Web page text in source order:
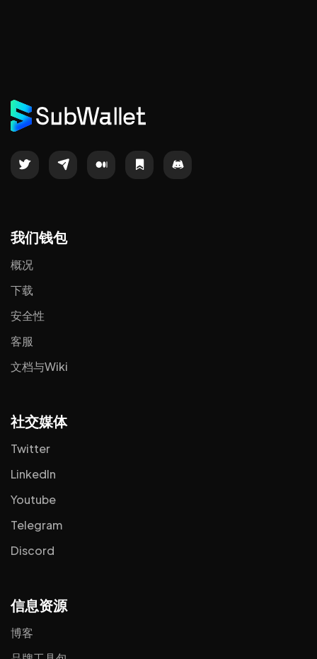
我们钱包
概况
下载
安全性
客服
文档与Wiki
社交媒体
Twitter
LinkedIn
Youtube
Telegram
Discord
信息资源
博客